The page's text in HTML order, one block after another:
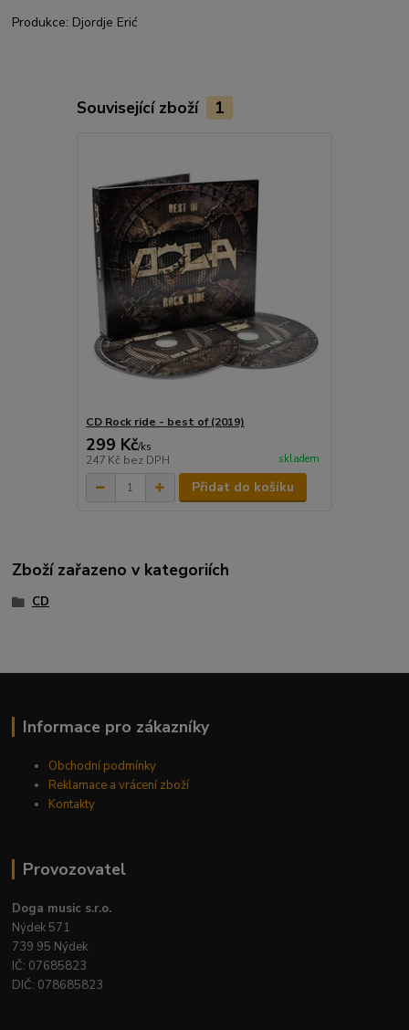
Produkce: Djordje Erić
Související zboží 1
CD Rock ride - best of (2019)
299 Kč/ks
247 Kč bez DPH skladem
Přidat do košíku
Zboží zařazeno v kategoriích
CD
Informace pro zákazníky
Obchodní podmínky
Reklamace a vrácení zboží
Kontakty
Provozovatel
Doga music s.r.o.
Nýdek 571
739 95 Nýdek
IČ: 07685823
DIČ: 078685823